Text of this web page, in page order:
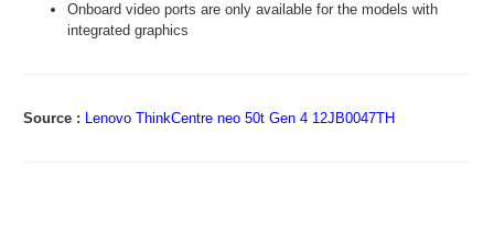
Onboard video ports are only available for the models with
integrated graphics
Source : Lenovo ThinkCentre neo 50t Gen 4 12JB0047TH